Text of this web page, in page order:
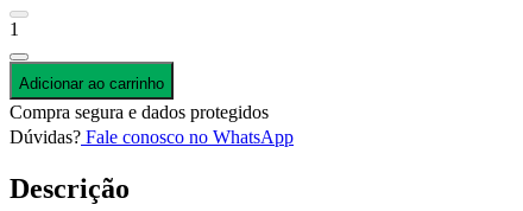
1
Adicionar ao carrinho
Compra segura e dados protegidos
Dúvidas? Fale conosco no WhatsApp
Descrição